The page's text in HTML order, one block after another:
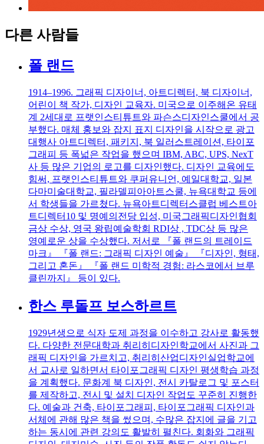
다른 사람들
폴 랜드
1914–1996. 그래픽 디자이너, 아트디렉터, 북 디자이너,
어린이 책 작가, 디자인 교육자. 미국으로 이주해온 유태
계 2세대로 프랫인스티튜트와 파슨스디자인스쿨에서 공
부했다. 매체 홍보와 잡지 표지 디자인을 시작으로 광고
대행사 아트디렉터, 패키지, 북 일러스트레이션, 타이포
그래피 등 폭넓은 작업을 했으며 IBM, ABC, UPS, NexT
사 등 많은 기업의 로고를 디자인했다. 디자인 교육에도
힘써, 프랫인스티튜트와 쿠퍼유니언, 예일대학교, 일본
다마미술대학교, 필라델피아아트스쿨, 뉴욕대학교 등에
서 학생들을 가르쳤다. 뉴욕아트디렉터스클럽 베스트아
트디렉터10 및 명예의전당 입성, 미국그래픽디자인협회
금상 수상, 영국 왕립예술학회 RDI상 , TDC상 등 많은
영예로운 상을 수상했다. 저서로 『폴 랜드의 트레이드
마크』 『폴 랜드: 그래픽 디자인 예술』 『디자인, 형태,
그리고 혼돈』 『폴 랜드 미학적 경험: 라스코에서 브루
클린까지』 등이 있다.
한스 루돌프 보스하르트
1929년생으로 식자 도제 과정을 이수하고 강사로 활동했
다. 다양한 전문대학과 취리히디자인학교에서 사진과 그
래픽 디자인을 가르치고, 취리히산업디자인실업학교에
서 교사로 일하면서 타이포그래픽 디자인 평생학습 과정
을 계획했다. 문화계 북 디자인, 전시 카탈로그 및 포스터
를 제작하고, 전시 및 설치 디자인 작업도 꾸준히 진행한
다. 예술과 건축, 타이포그래피, 타이포그래픽 디자인과
서체에 관해 많은 책을 썼으며, 수많은 잡지에 글을 기고
하는 동시에 관련 강의도 활발히 펼친다. 회화와 그래픽